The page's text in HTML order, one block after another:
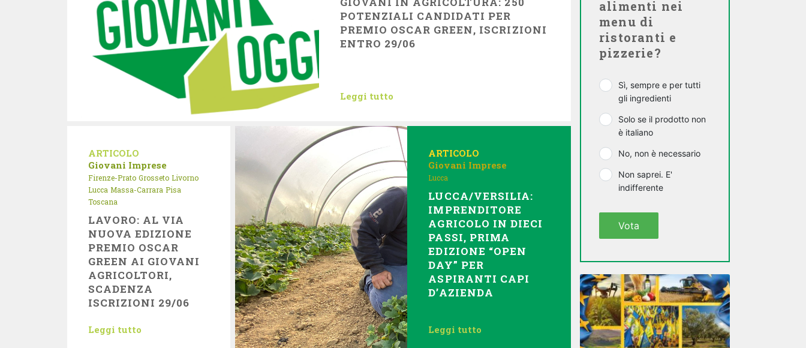
POTENZIALI CANDIDATI PER
PREMIO OSCAR GREEN, ISCRIZIONI
ENTRO 29/06
Leggi tutto
ARTICOLO
Giovani Imprese
Firenze-Prato Grosseto Livorno
Lucca Massa-Carrara Pisa
Toscana
LAVORO: AL VIA
NUOVA EDIZIONE
PREMIO OSCAR
GREEN AI GIOVANI
AGRICOLTORI,
SCADENZA
ISCRIZIONI 29/06
Leggi tutto
ARTICOLO
Giovani Imprese
Lucca
LUCCA/VERSILIA:
IMPRENDITORE
AGRICOLO IN DIECI
PASSI, PRIMA
EDIZIONE “OPEN
DAY” PER
ASPIRANTI CAPI
D’AZIENDA
Leggi tutto
alimenti nei
menu di
ristoranti e
pizzerie?
Sì, sempre e per tutti
gli ingredienti
Solo se il prodotto non
è italiano
No, non è necessario
Non saprei. E'
indifferente
Vota